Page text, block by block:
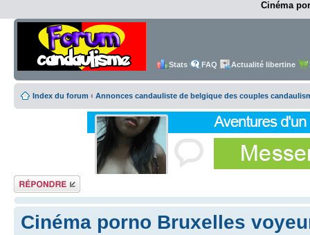
Cinéma
Stats FAQ Actualité libertine
Index du forum ‹ Annonces candauliste de belgique des couples
Répondre
Cinéma porno Bruxelles